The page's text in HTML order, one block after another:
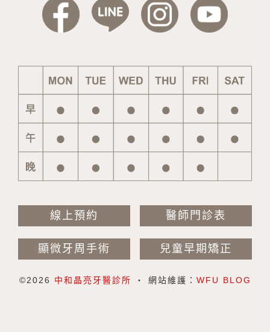
線上預約 醫師門診表
顯微牙周手術 兒童早期矯正
©2026 中和晶亮牙醫診所 ‧ 網站維護： WFU BLOG